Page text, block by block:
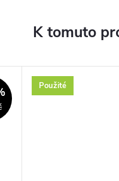
K tomuto
Použité